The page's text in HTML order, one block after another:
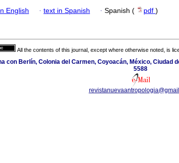
English · text in Spanish · Spanish ( pdf )
All the contents of this journal, except where otherwise noted, is
con Berlín, Colonia del Carmen, Coyoacán, México, Ciudad
5588